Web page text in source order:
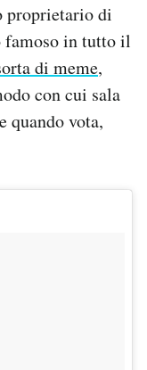
proprietario di
famoso in tutto il
di meme,
con cui sala
quando vota,